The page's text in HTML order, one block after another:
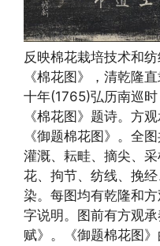
反映棉花栽培技术和
《棉花图》，清乾隆
十年(1765)弘历南巡
《棉花图》题诗。方
《御题棉花图》。全
灌溉、耘畦、摘尖、
花、拘节、纺线、挽
染。每图均有乾隆和
字说明。图前有方观
赋》。《御题棉花图